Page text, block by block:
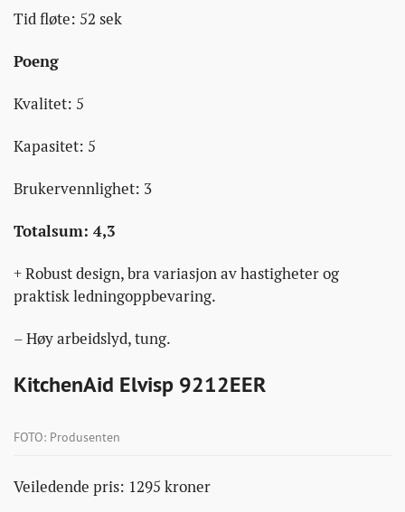
Tid fløte: 52 sek
Poeng
Kvalitet: 5
Kapasitet: 5
Brukervennlighet: 3
Totalsum: 4,3
+ Robust design, bra variasjon av hastigheter og
praktisk ledningoppbevaring.
– Høy arbeidslyd, tung.
KitchenAid Elvisp 9212EER
FOTO: Produsenten
Veiledende pris: 1295 kroner